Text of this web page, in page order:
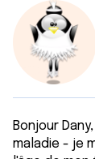
Bonjour
maladie - je